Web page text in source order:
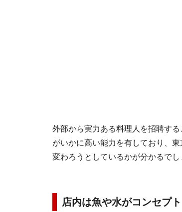
外部から実力ある料理人を招聘す
がいかに高い能力を有しており、
変わろうとしているかが分かるでし
店内は魚や水がコンセプト